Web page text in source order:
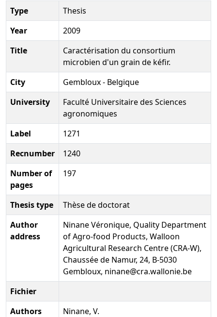
Type
Thesis
Year
2009
Title
Caractérisation du consortium
microbien d'un grain de kéfir.
City
Gembloux - Belgique
University
Faculté Universitaire des Sciences
agronomiques
Label
1271
Recnumber
1240
Number of
pages
197
Thesis type
Thèse de doctorat
Author
address
Ninane Véronique, Quality Department
of Agro-food Products, Walloon
Agricultural Research Centre (CRA-W),
Chaussée de Namur, 24, B-5030
Gembloux, ninane@cra.wallonie.be
Fichier
Authors
Ninane, V.